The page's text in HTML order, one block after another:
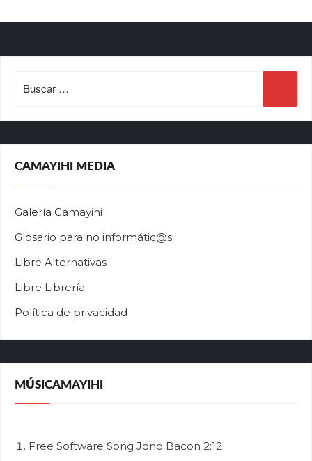
for:
CAMAYIHI MEDIA
Galería Camayihi
Glosario para no informátic@s
Libre Alternativas
Libre Librería
Política de privacidad
MÚSICAMAYIHI
Free Software Song Jono Bacon 2:12